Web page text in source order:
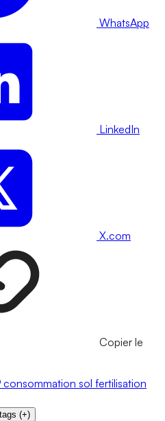
WhatsApp
LinkedIn
X.com
Copier le
consommation sol fertilisation
(+)